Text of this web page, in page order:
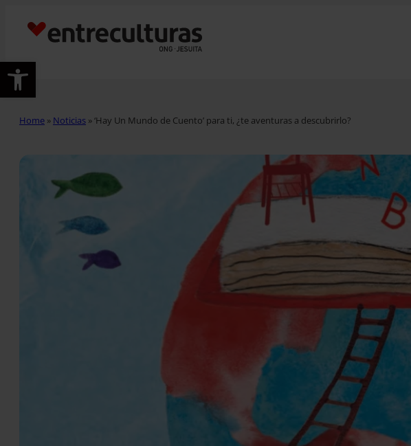
Abrir barra de herramientas
Home » Noticias »‘Hay Un Mundo de Cuento’ para ti, ¿te aventuras a descubrirlo?